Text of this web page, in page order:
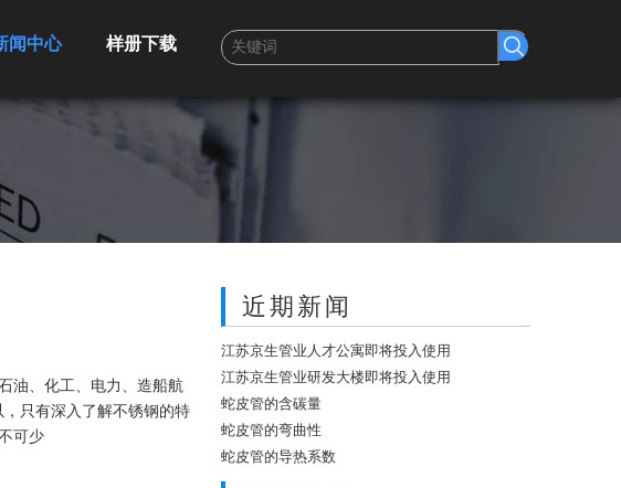
闻中心 样册下载
油、化工、电力、造船航
只有深入了解不锈钢的特
可少
近期新闻
江苏京生管业人才公寓即将投入使用
江苏京生管业研发大楼即将投入使用
蛇皮管的含碳量
蛇皮管的弯曲性
蛇皮管的导热系数